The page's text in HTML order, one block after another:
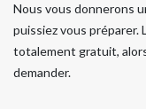
Nous vous donnerons
puissiez vous préparer.
totalement gratuit,
demander.